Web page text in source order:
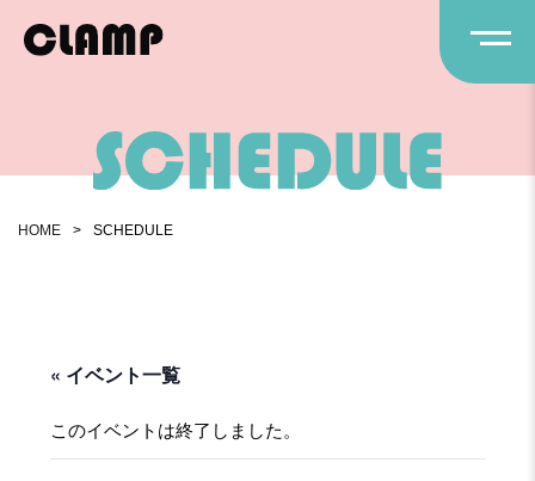
HOME > SCHEDULE
« イベント一覧
このイベントは終了しました。